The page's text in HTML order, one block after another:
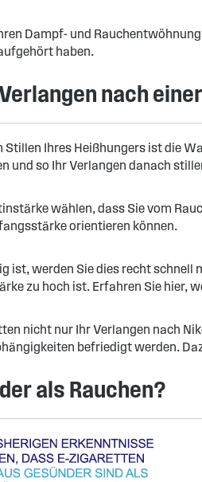
Dampf- und
haben.
nach
Stillen Ihres Heißhungers ist die
und so Ihr Verlangen danach
wählen, dass Sie vom
orientieren können.
ist, werden Sie dies recht schnell
zu hoch ist. Erfahren Sie hier,
nicht nur Ihr Verlangen nach
befriedigt werden.
als Rauchen?